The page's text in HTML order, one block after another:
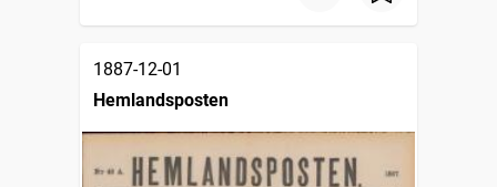
1887-12-01
Hemlandsposten